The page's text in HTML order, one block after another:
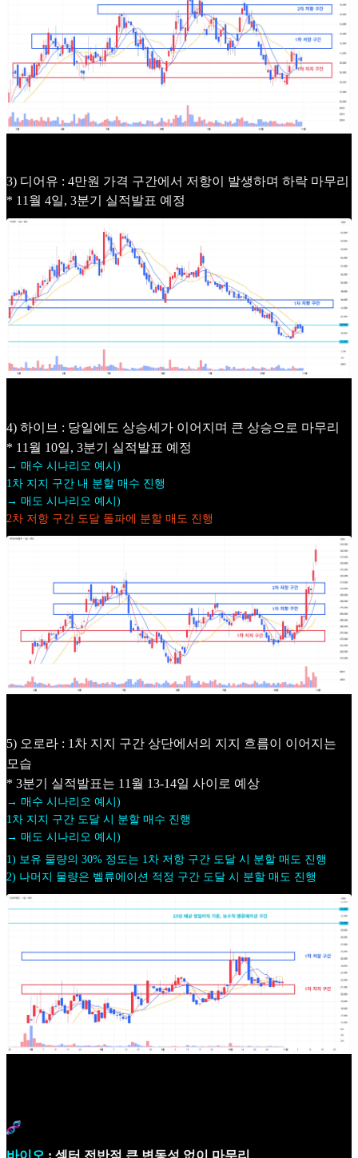
3) 디어유 : 4만원 가격 구간에서 저항이 발생하며 하락 마무리
* 11월 4일, 3분기 실적발표 예정
4) 하이브 : 당일에도 상승세가 이어지며 큰 상승으로 마무리
* 11월 10일, 3분기 실적발표 예정
→ 매수 시나리오 예시)
1차 지지 구간 내 분할 매수 진행
→ 매도 시나리오 예시)
2차 저항 구간 도달 돌파에 분할 매도 진행
5) 오로라 : 1차 지지 구간 상단에서의 지지 흐름이 이어지는
모습
* 3분기 실적발표는 11월 13-14일 사이로 예상
→ 매수 시나리오 예시)
1차 지지 구간 도달 시 분할 매수 진행
→ 매도 시나리오 예시)
1) 보유 물량의 30% 정도는 1차 저항 구간 도달 시 분할 매도 진행
2) 나머지 물량은 벨류에이션 적정 구간 도달 시 분할 매도 진행